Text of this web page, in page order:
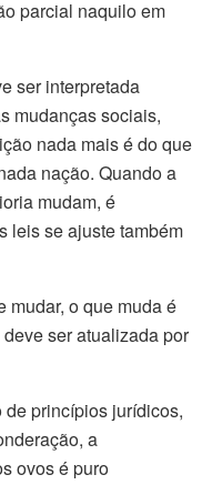
parcial naquilo em
ser interpretada
mudanças sociais,
nada mais é do que
nação. Quando a
mudam, é
leis se ajuste também
mudar, o que muda é
ser atualizada por
princípios jurídicos,
a
ovos é puro